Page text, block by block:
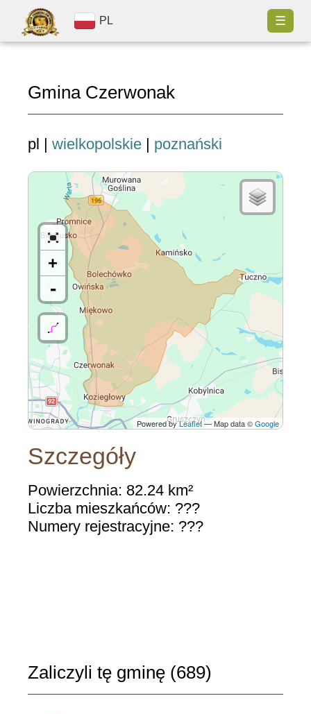
PL ☰
Gmina Czerwonak
pl | wielkopolskie | poznański
+
-
Powered byLeaflet— Map data ©Google
Szczegóły
Powierzchnia: 82.24 km²
Liczba mieszkańców: ???
Numery rejestracyjne: ???
Zaliczyli tę gminę (689)